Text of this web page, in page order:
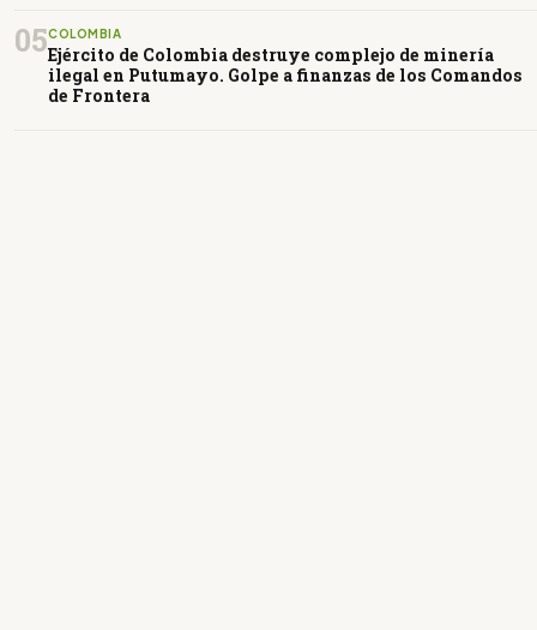
05COLOMBIA
Ejército de Colombia destruye complejo de minería
ilegal en Putumayo. Golpe a finanzas de los Comandos
de Frontera